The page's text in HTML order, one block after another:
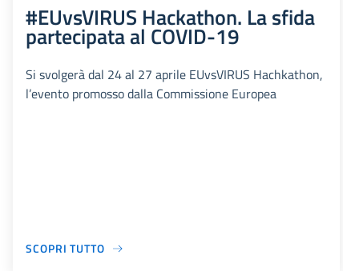
#EUvsVIRUS Hackathon. La sfida
partecipata al COVID-19
Si svolgerà dal 24 al 27 aprile EUvsVIRUS Hachkathon,
l’evento promosso dalla Commissione Europea
SCOPRI TUTTO